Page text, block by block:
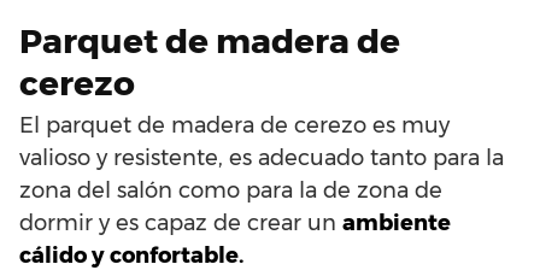
Parquet de madera de
cerezo
El parquet de madera de cerezo es muy
valioso y resistente, es adecuado tanto para la
zona del salón como para la de zona de
dormir y es capaz de crear un ambiente
cálido y confortable.